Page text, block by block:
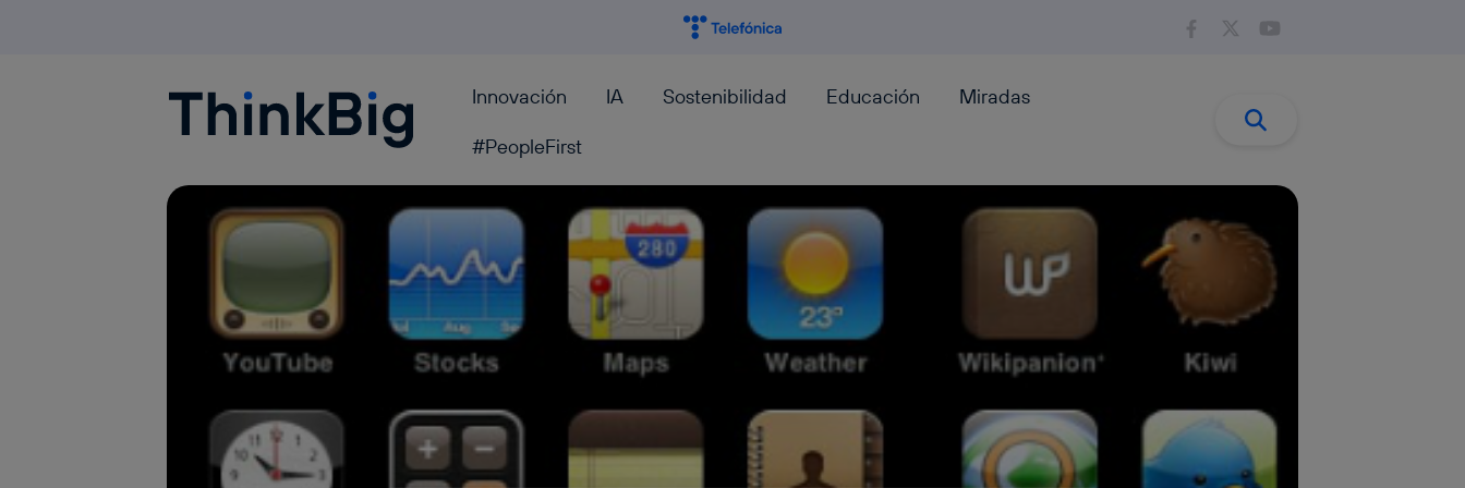
Blogthinkbig.com Innovación IA Sostenibilidad Educación
Miradas
#PeopleFirst
Buscar